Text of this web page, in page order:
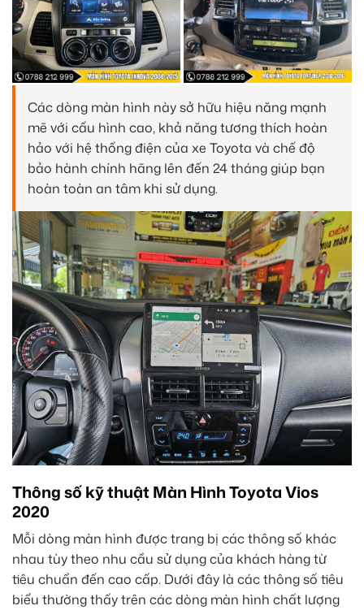
Các dòng màn hình này sở hữu hiệu năng mạnh
mẽ với cấu hình cao, khả năng tương thích hoàn
hảo với hệ thống điện của xe Toyota và chế độ
bảo hành chính hãng lên đến 24 tháng giúp bạn
hoàn toàn an tâm khi sử dụng.
Thông số kỹ thuật Màn Hình Toyota Vios
2020
Mỗi dòng màn hình được trang bị các thông số khác
nhau tùy theo nhu cầu sử dụng của khách hàng từ
tiêu chuẩn đến cao cấp. Dưới đây là các thông số tiêu
biểu thường thấy trên các dòng màn hình chất lượng